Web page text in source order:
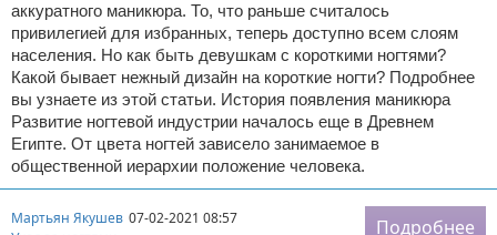
аккуратного маникюра. То, что раньше считалось
привилегией для избранных, теперь доступно всем слоям
населения. Но как быть девушкам с короткими ногтями?
Какой бывает нежный дизайн на короткие ногти? Подробнее
вы узнаете из этой статьи. История появления маникюра
Развитие ногтевой индустрии началось еще в Древнем
Египте. От цвета ногтей зависело занимаемое в
общественной иерархии положение человека.
Мартьян Якушев 07-02-2021 08:57
Подробнее